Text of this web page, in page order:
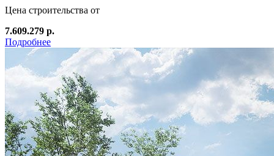
Цена строительства от
7.609.279 р.
Подробнее